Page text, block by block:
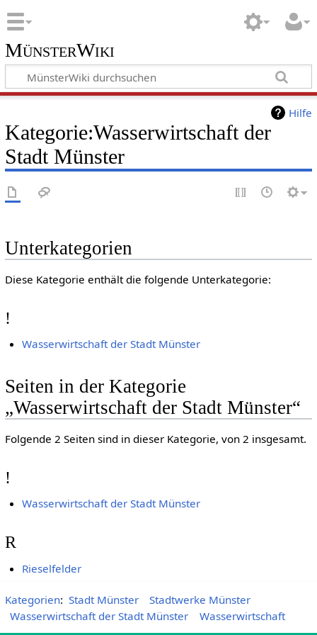
MünsterWiki
Hilfe
Kategorie:Wasserwirtschaft der
Stadt Münster
Unterkategorien
Diese Kategorie enthält die folgende Unterkategorie:
!
Wasserwirtschaft der Stadt Münster
Seiten in der Kategorie
„Wasserwirtschaft der Stadt Münster“
Folgende 2 Seiten sind in dieser Kategorie, von 2 insgesamt.
!
Wasserwirtschaft der Stadt Münster
R
Rieselfelder
Kategorien: Stadt Münster
Stadtwerke Münster
Wasserwirtschaft der Stadt Münster
Wasserwirtschaft